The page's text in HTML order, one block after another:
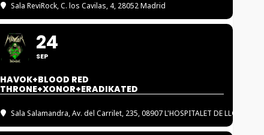
Sala ReviRock, C. los Cavilas, 4, 28052 Madrid
24
SEP
HAVOK+BLOOD RED
THRONE+XONOR+ERADIKATED
Sala Salamandra, Av. del Carrilet, 235, 08907 L'HOSPITALET DE LLOBREGAT